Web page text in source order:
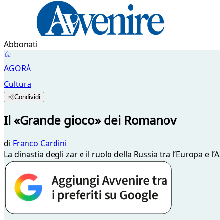
Abbonati
AGORÀ
Cultura
Condividi
Il «Grande gioco» dei Romanov
di Franco Cardini
La dinastia degli zar e il ruolo della Russia tra l’Europa e